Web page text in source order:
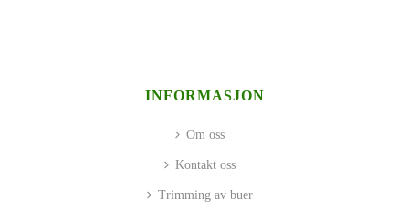
INFORMASJON
Om oss
Kontakt oss
Trimming av buer